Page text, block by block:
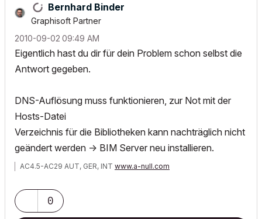
Bernhard Binder
Graphisoft Partner
‎2010-09-02 09:49 AM
Eigentlich hast du dir für dein Problem schon selbst die
Antwort gegeben.
DNS-Auflösung muss funktionieren, zur Not mit der
Hosts-Datei
Verzeichnis für die Bibliotheken kann nachträglich nicht
geändert werden -> BIM Server neu installieren.
AC4.5-AC29 AUT, GER, INT www.a-null.com
0